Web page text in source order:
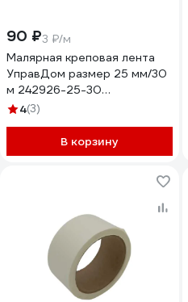
90 ₽3 ₽/м
Малярная креповая лента
УправДом размер 25 мм/30
м 242926-25-30
4100003430
4(3)
В корзину